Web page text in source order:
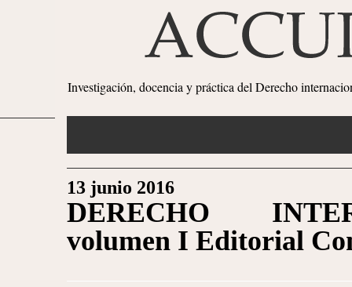
Investigación, docencia y práctica del Derecho
13 junio 2016
DERECHO
volumen I Editorial